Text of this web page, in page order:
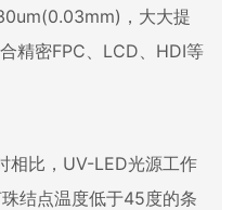
，大大提
精密FPC、LCD、HDI等
相比，UV-LED光源工作
结点温度低于45度的条